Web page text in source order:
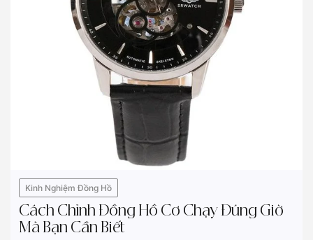
Kinh Nghiệm Đồng Hồ
Cách Chỉnh Đồng Hồ Cơ Chạy Đúng Giờ
Mà Bạn Cần Biết